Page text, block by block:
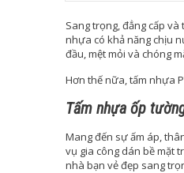
Sang trọng, đẳng cấp
nhựa có khả năng chịu
đầu, mệt mỏi và chóng
Hơn thế nữa, tấm nhựa
Tấm nhựa ốp
Mang đến sự ấm áp,
vụ gia công dán bề mặt
nhà bạn vẻ đẹp sang